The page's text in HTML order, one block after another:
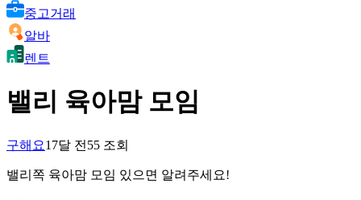
중고거래
알바
렌트
밸리 육아맘 모임
구해요17달 전 55 조회
밸리쪽 육아맘 모임 있으면 알려주세요!